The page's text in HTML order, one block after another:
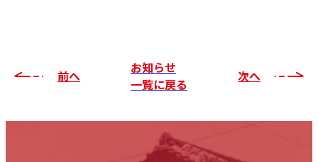
前へ
お知らせ
一覧に戻る
次へ